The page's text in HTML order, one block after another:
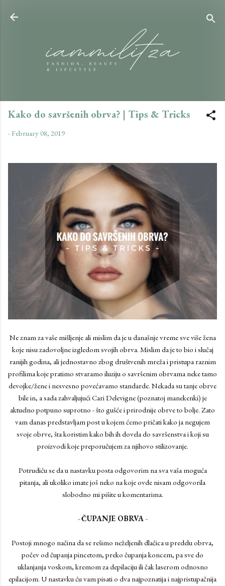
Kako do savršenih obrva? | Tips & Tricks
-February 08, 2019
Ne znam za vaše mišljenje ali mislim da je u današnje vreme sve više žena
koje nisu zadovoljne izgledom svojih obrva. Mislim da je to bio i slučaj
ranijih godina, ali jednostavno zbog društvenih mreža i pristupa raznim
profilima koje pratimo stvaramo iluziju o savršenim obrvama neke tamo
devojke/žene i nesvesno povećavamo standarde. Nekada su tanje obrve
bile in, a sada zahvaljujući Cari Delevigne (poznatoj manekenki) je
aktuelno potpuno suprotno - što gušće i prirodnije obrve to bolje. Zato
vam danas predstavljam post u kojem ćemo pričati kako ja negujem
svoje obrve, šta koristim kako bih ih dovela do savršenstva i koji su
proizvodi koje preporučujem za njihovo stilizovanje.
Potrudiću se da u nastavku posta odgovorim na sva vaša moguća
pitanja, ali ukoliko imate još neko na koje ovde nisam odgovorila
slobodno mi pišite u komentarima.
-ČUPANJE OBRVA -
Postoji mnogo načina da se rešimo neželjenih dlačica u predelu obrva,
počev od čupanja pincetom, preko čupanja koncem, pa sve do
uklanjanja voskom, kremom za depilaciju ili čak laserom odnosno
epilacijom. U nastavku ću vam pisati o dva najpoznatija i najpristupačnija